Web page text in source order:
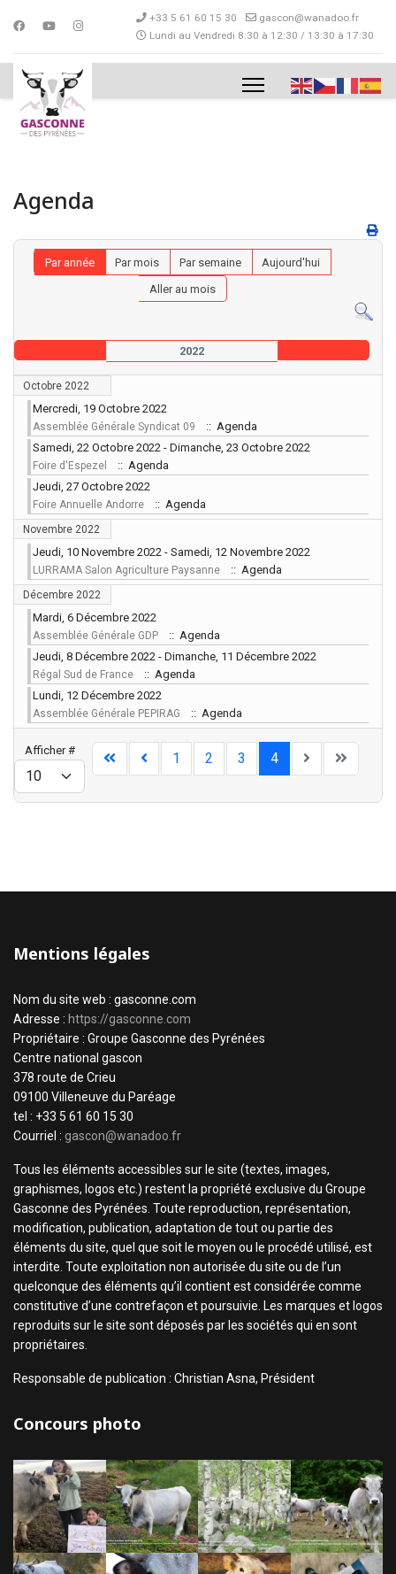
+33 5 61 60 15 30
gascon@wanadoo.fr
Lundi au Vendredi 8:30 à 12:30 / 13:30 à 17:30
Agenda
Par année Par mois Par semaine
Aujourd'hui
Aller au mois
2022
Octobre 2022
Mercredi, 19 Octobre 2022
Assemblée Générale Syndicat 09
:: Agenda
Samedi, 22 Octobre 2022 - Dimanche, 23 Octobre 2022
Foire d'Espezel
:: Agenda
Jeudi, 27 Octobre 2022
Foire Annuelle Andorre :: Agenda
Novembre 2022
Jeudi, 10 Novembre 2022 - Samedi, 12 Novembre 2022
LURRAMA Salon Agriculture Paysanne :: Agenda
Décembre 2022
Mardi, 6 Décembre 2022
Assemblée Générale GDP
:: Agenda
Jeudi, 8 Décembre 2022 - Dimanche, 11 Décembre 2022
Régal Sud de France
:: Agenda
Lundi, 12 Décembre 2022
Assemblée Générale PEPIRAG :: Agenda
Limite de la pagination
Afficher # 1 2 3 4
Mentions légales
Nom du site web : gasconne.com
Adresse : https://gasconne.com
Propriétaire : Groupe Gasconne des Pyrénées
Centre national gascon
378 route de Crieu
09100 Villeneuve du Paréage
tel : +33 5 61 60 15 30
Courriel : gascon@wanadoo.fr
Tous les éléments accessibles sur le site (textes, images,
graphismes, logos etc.) restent la propriété exclusive du Groupe
Gasconne des Pyrénées. Toute reproduction, représentation,
modification, publication, adaptation de tout ou partie des
éléments du site, quel que soit le moyen ou le procédé utilisé, est
interdite. Toute exploitation non autorisée du site ou de l’un
quelconque des éléments qu’il contient est considérée comme
constitutive d’une contrefaçon et poursuivie. Les marques et logos
reproduits sur le site sont déposés par les sociétés qui en sont
propriétaires.
Responsable de publication : Christian Asna, Président
Concours photo